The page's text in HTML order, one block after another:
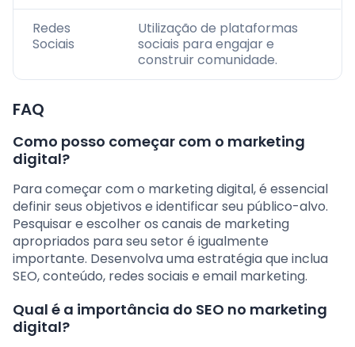
Redes
Sociais
Utilização de plataformas
sociais para engajar e
construir comunidade.
FAQ
Como posso começar com o marketing
digital?
Para começar com o marketing digital, é essencial
definir seus objetivos e identificar seu público-alvo.
Pesquisar e escolher os canais de marketing
apropriados para seu setor é igualmente
importante. Desenvolva uma estratégia que inclua
SEO, conteúdo, redes sociais e email marketing.
Qual é a importância do SEO no marketing
digital?